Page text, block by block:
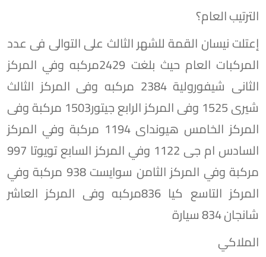
الترتيب العام؟
إعتلت نيسان القمة للشهر الثالث على التوالى فى عدد
المركبات العام حيث بلغت 2429مركبه وفي المركز
الثانى شيفورولية 2384 مركبه وفى المركز الثالث
شيرى 1525 وفى المركز الرابع جيتور1503 مركبة وفى
المركز الخامس هيونداى 1194 مركبة وفي المركز
السادس ام جى 1122 وفي المركز السابع تويوتا 997
مركبة وفي المركز الثامن سوايست 938 مركبة وفي
المركز التاسع كيا 836مركبه وفى المركز العاشر
شانجان 834 سيارة
الملاكي